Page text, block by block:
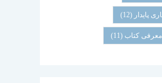
پایدار (12)
معرفی کتاب (11)